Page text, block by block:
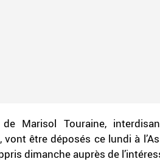
Marisol Touraine,
être déposés ce lundi à
dimanche auprès de